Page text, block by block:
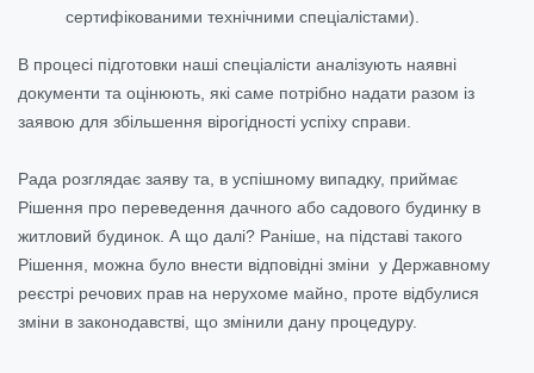
сертифікованими технічними спеціалістами).
В процесі підготовки наші спеціалісти аналізують наявні
документи та оцінюють, які саме потрібно надати разом із
заявою для збільшення вірогідності успіху справи.
Рада розглядає заяву та, в успішному випадку, приймає
Рішення про переведення дачного або садового будинку в
житловий будинок. А що далі? Раніше, на підставі такого
Рішення, можна було внести відповідні зміни у Державному
реєстрі речових прав на нерухоме майно, проте відбулися
зміни в законодавстві, що змінили дану процедуру.